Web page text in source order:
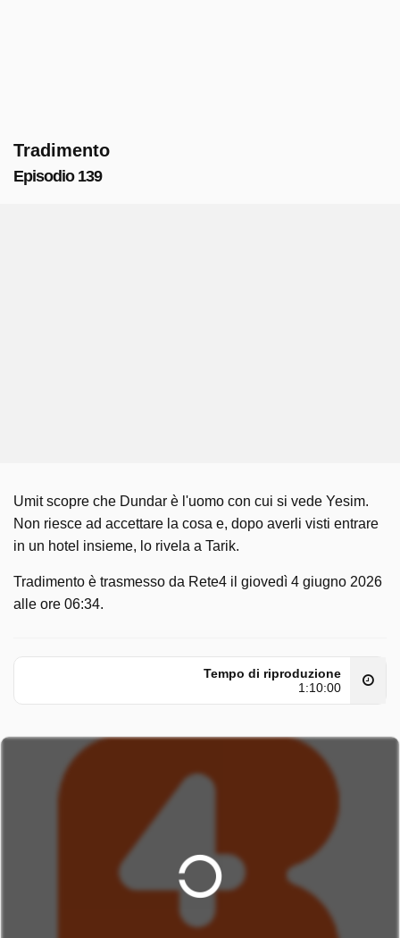
Tradimento
Episodio 139
Umit scopre che Dundar è l'uomo con cui si vede Yesim.
Non riesce ad accettare la cosa e, dopo averli visti entrare
in un hotel insieme, lo rivela a Tarik.
Tradimento è trasmesso da Rete4 il giovedì 4 giugno 2026
alle ore 06:34.
Tempo di riproduzione
1:10:00